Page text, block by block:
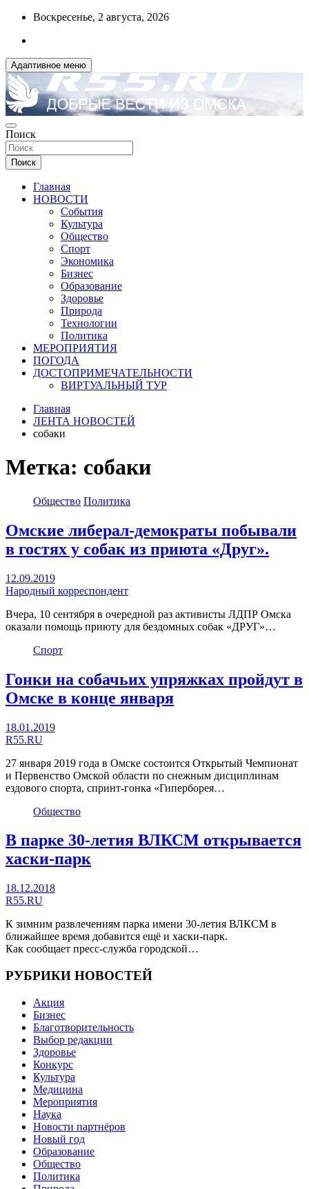
Перейти
содержимому
Воскресенье, 2 августа, 2026
Адаптивное меню
R55.RU
ДОБРЫЕ ВЕСТИ ИЗ ОМСКА
Поиск
Поиск
Главная
НОВОСТИ
События
Культура
Общество
Спорт
Экономика
Бизнес
Образование
Здоровье
Природа
Технологии
Политика
МЕРОПРИЯТИЯ
ПОГОДА
ДОСТОПРИМЕЧАТЕЛЬНОСТИ
ВИРТУАЛЬНЫЙ ТУР
Главная
ЛЕНТА НОВОСТЕЙ
собаки
Метка: собаки
Общество Политика
Омские либерал-демократы побывали
в гостях у собак из приюта «Друг».
12.09.2019
Народный корреспондент
Вчера, 10 сентября в очередной раз активисты ЛДПР Омска
оказали помощь приюту для бездомных собак «ДРУГ»…
Спорт
Гонки на собачьих упряжках пройдут в
Омске в конце января
18.01.2019
R55.RU
27 января 2019 года в Омске состоится Открытый Чемпионат
и Первенство Омской области по снежным дисциплинам
ездового спорта, спринт-гонка «Гиперборея…
Общество
В парке 30-летия ВЛКСМ открывается
хаски-парк
18.12.2018
R55.RU
К зимним развлечениям парка имени 30-летия ВЛКСМ в
ближайшее время добавится ещё и хаски-парк.
Как сообщает пресс-служба городской…
РУБРИКИ НОВОСТЕЙ
Акция
Бизнес
Благотворительность
Выбор редакции
Здоровье
Конкурс
Культура
Медицина
Мероприятия
Наука
Новости партнёров
Новый год
Образование
Общество
Политика